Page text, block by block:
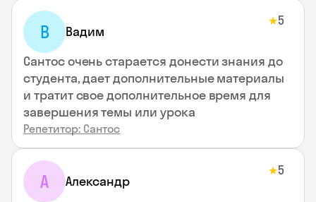
В Вадим
★5
Сантос очень старается донести знания до
студента, дает дополнительные материалы
и тратит свое дополнительное время для
завершения темы или урока
Репетитор: Сантос
А Александр
★5